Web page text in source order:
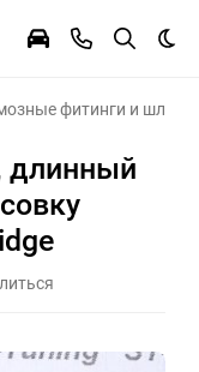
фитинги и
длинный